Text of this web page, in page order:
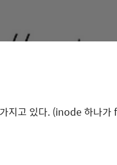
고 있다. (inode 하나가